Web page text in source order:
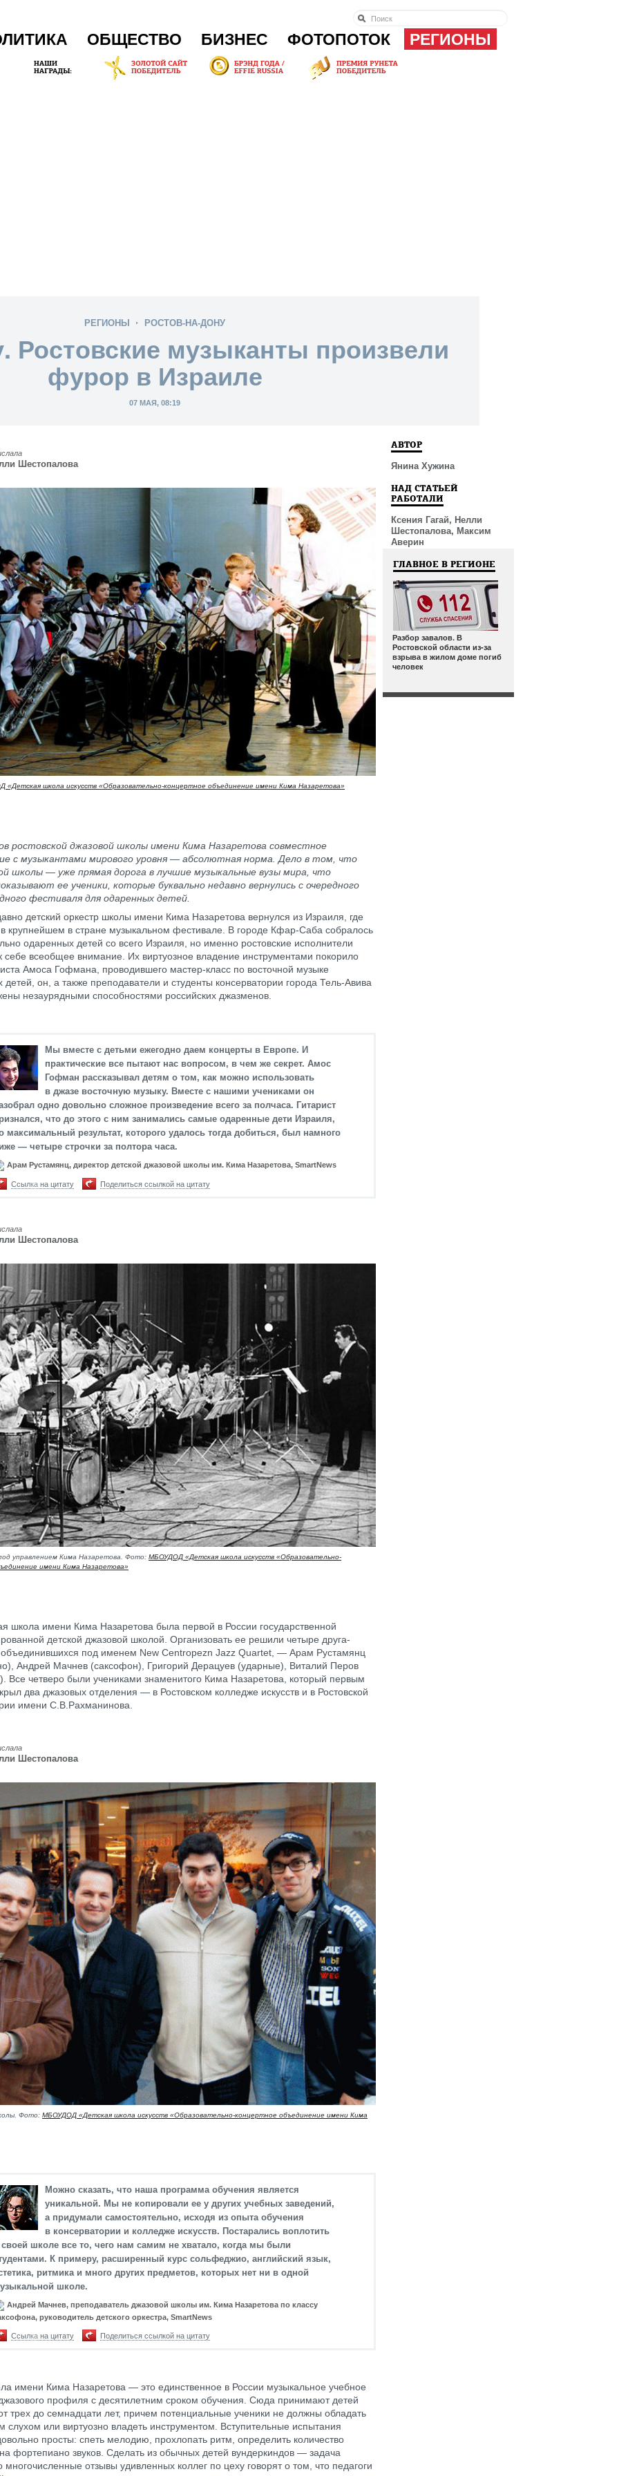
ОБЩЕСТВО БИЗНЕС ФОТОПОТОК РЕГИОНЫ
РЕГИОНЫ РОСТОВ-НА-ДОНУ
Ростовские музыканты произвели
фурор в Израиле
07 МАЯ, 08:19
Шестопалова
«Детская школа искусств «Образовательно-концертное объединение имени Кима Назаретова»
ростовской джазовой школы имени Кима Назаретова совместное
с музыкантами мирового уровня — абсолютная норма. Дело в том, что
школы — уже прямая дорога в лучшие музыкальные вузы мира, что
ее ученики, которые буквально недавно вернулись с очередного
фестиваля для одаренных детей.
детский оркестр школы имени Кима Назаретова вернулся из Израиля, где
в крупнейшем в стране музыкальном фестивале. В городе Кфар-Саба собралось
одаренных детей со всего Израиля, но именно ростовские исполнители
себе всеобщее внимание. Их виртуозное владение инструментами покорило
Амоса Гофмана, проводившего мастер-класс по восточной музыке
детей, он, а также преподаватели и студенты консерватории города Тель-Авива
незаурядными способностями российских джазменов.
Мы вместе с детьми ежегодно даем концерты в Европе. И
практические все пытают нас вопросом, в чем же секрет. Амос
Гофман рассказывал детям о том, как можно использовать
в джазе восточную музыку. Вместе с нашими учениками он
одно довольно сложное произведение всего за полчаса. Гитарист
что до этого с ним занимались самые одаренные дети Израиля,
максимальный результат, которого удалось тогда добиться, был намного
— четыре строчки за полтора часа.
Арам Рустамянц, директор детской джазовой школы им. Кима Назаретова, SmartNews
Ссылка на цитату Поделиться ссылкой на цитату
Шестопалова
управлением Кима Назаретова. Фото: МБОУДОД «Детская школа искусств «Образовательно-
имени Кима Назаретова»
школа имени Кима Назаретова была первой в России государственной
детской джазовой школой. Организовать ее решили четыре друга-
объединившихся под именем New Centropezn Jazz Quartet, — Арам Рустамянц
Андрей Мачнев (саксофон), Григорий Дерацуев (ударные), Виталий Перов
Все четверо были учениками знаменитого Кима Назаретова, который первым
два джазовых отделения — в Ростовском колледже искусств и в Ростовской
имени С.В.Рахманинова.
Шестопалова
Фото: МБОУДОД «Детская школа искусств «Образовательно-концертное объединение имени Кима
Можно сказать, что наша программа обучения является
уникальной. Мы не копировали ее у других учебных заведений,
а придумали самостоятельно, исходя из опыта обучения
в консерватории и колледже искусств. Постарались воплотить
школе все то, чего нам самим не хватало, когда мы были
К примеру, расширенный курс сольфеджио, английский язык,
ритмика и много других предметов, которых нет ни в одной
школе.
Андрей Мачнев, преподаватель джазовой школы им. Кима Назаретова по классу
руководитель детского оркестра, SmartNews
Ссылка на цитату Поделиться ссылкой на цитату
имени Кима Назаретова — это единственное в России музыкальное учебное
профиля с десятилетним сроком обучения. Сюда принимают детей
трех до семнадцати лет, причем потенциальные ученики не должны обладать
слухом или виртуозно владеть инструментом. Вступительные испытания
просты: спеть мелодию, прохлопать ритм, определить количество
фортепиано звуков. Сделать из обычных детей вундеркиндов — задача
многочисленные отзывы удивленных коллег по цеху говорят о том, что педагоги
АВТОР
Янина Хужина
НАД СТАТЬЕЙ
РАБОТАЛИ
Ксения Гагай, Нелли
Шестопалова, Максим
Аверин
ГЛАВНОЕ В РЕГИОНЕ
Разбор завалов. В
Ростовской области из-за
взрыва в жилом доме погиб
человек